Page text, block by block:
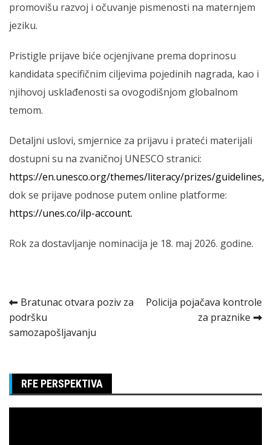
promovišu razvoj i očuvanje pismenosti na maternjem
jeziku.
Pristigle prijave biće ocjenjivane prema doprinosu
kandidata specifičnim ciljevima pojedinih nagrada, kao i
njihovoj usklađenosti sa ovogodišnjom globalnom
temom.
Detaljni uslovi, smjernice za prijavu i prateći materijali
dostupni su na zvaničnoj UNESCO stranici:
https://en.unesco.org/themes/literacy/prizes/guidelines,
dok se prijave podnose putem online platforme:
https://unes.co/ilp-account.
Rok za dostavljanje nominacija je 18. maj 2026. godine.
Kretanje
članka
Bratunac otvara poziv za
podršku
samozapošljavanju
Policija pojačava kontrole
za praznike
RFE PERSPEKTIVA